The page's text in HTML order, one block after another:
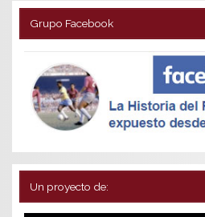
Grupo Facebook
Un proyecto de: